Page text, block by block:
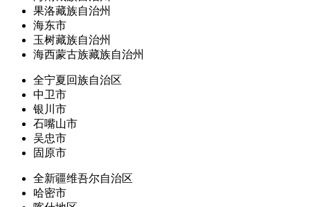
果洛藏族自治州
海东市
玉树藏族自治州
海西蒙古族藏族自治州
全宁夏回族自治区
中卫市
银川市
石嘴山市
吴忠市
固原市
全新疆维吾尔自治区
哈密市